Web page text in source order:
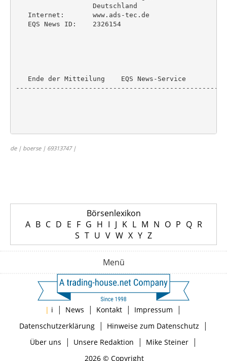
                   Deutschland
   Internet:       www.ads-tec.de
   EQS News ID:    2326154
   Ende der Mitteilung    EQS News-Service
de | boerse | 69313747 |
Börsenlexikon
A B C D E F G H I J K L M N O P Q R
S T U V W X Y Z
Menü
| i | News | Kontakt | Impressum |
Datenschutzerklärung| Hinweise zum Datenschutz |
Über uns | Unsere Redaktion | Mike Steiner|
2026 © Copyright